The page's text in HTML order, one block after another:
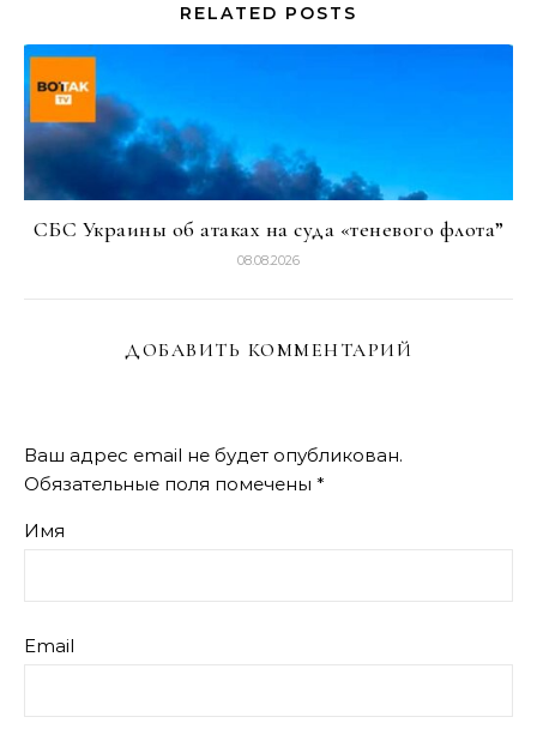
RELATED POSTS
СБС Украины об атаках на суда «теневого флота”
08.08.2026
ДОБАВИТЬ КОММЕНТАРИЙ
Ваш адрес email не будет опубликован.
Обязательные поля помечены *
Имя
Email